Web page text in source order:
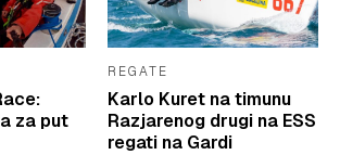
za put
REGATE
Karlo Kuret na timunu
Razjarenog drugi na ESS
regati na Gardi